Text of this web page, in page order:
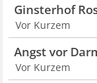
Ginsterhof
Vor Kurzem
Angst vor
Vor Kurzem